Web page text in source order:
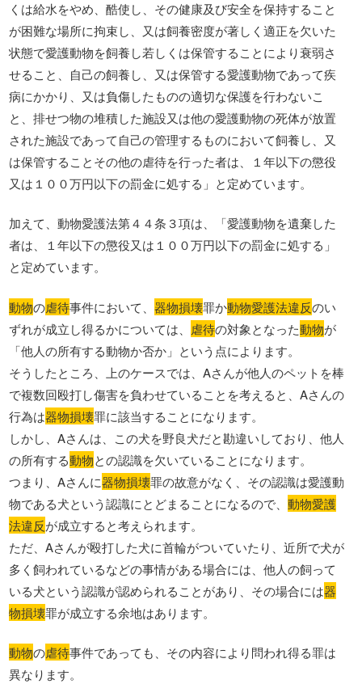
くは給水をやめ、酷使し、その健康及び安全を保持すること
が困難な場所に拘束し、又は飼養密度が著しく適正を欠いた
状態で愛護動物を飼養し若しくは保管することにより衰弱さ
せること、自己の飼養し、又は保管する愛護動物であって疾
病にかかり、又は負傷したものの適切な保護を行わないこ
と、排せつ物の堆積した施設又は他の愛護動物の死体が放置
された施設であって自己の管理するものにおいて飼養し、又
は保管することその他の虐待を行った者は、１年以下の懲役
又は１００万円以下の罰金に処する」と定めています。
加えて、動物愛護法第４４条３項は、「愛護動物を遺棄した
者は、１年以下の懲役又は１００万円以下の罰金に処する」
と定めています。
動物の虐待事件において、器物損壊罪か動物愛護法違反のい
ずれが成立し得るかについては、 虐待の対象となった動物が
「他人の所有する動物か否か」という点によります。
そうしたところ、上のケースでは、Aさんが他人のペットを棒
で複数回殴打し傷害を負わせていることを考えると、Aさんの
行為は器物損壊罪に該当することになります。
しかし、Aさんは、この犬を野良犬だと勘違いしており、他人
の所有する動物との認識を欠いていることになります。
つまり、Aさんに器物損壊罪の故意がなく、その認識は愛護動
物である犬という認識にとどまることになるので、動物愛護
法違反が成立すると考えられます。
ただ、Aさんが殴打した犬に首輪がついていたり、近所で犬が
多く飼われているなどの事情がある場合には、他人の飼って
いる犬という認識が認められることがあり、その場合には器
物損壊罪が成立する余地はあります。
動物の虐待事件であっても、その内容により問われ得る罪は
異なります。